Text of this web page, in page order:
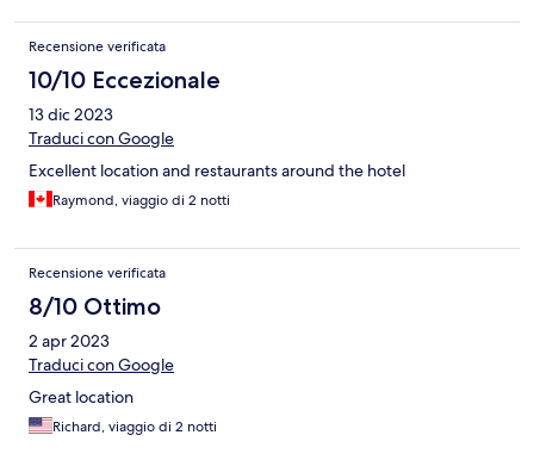
Recensione verificata
10/10 Eccezionale
13 dic 2023
Traduci con Google
Excellent location and restaurants around the hotel
Raymond, viaggio di 2 notti
Recensione verificata
8/10 Ottimo
2 apr 2023
Traduci con Google
Great location
Richard, viaggio di 2 notti